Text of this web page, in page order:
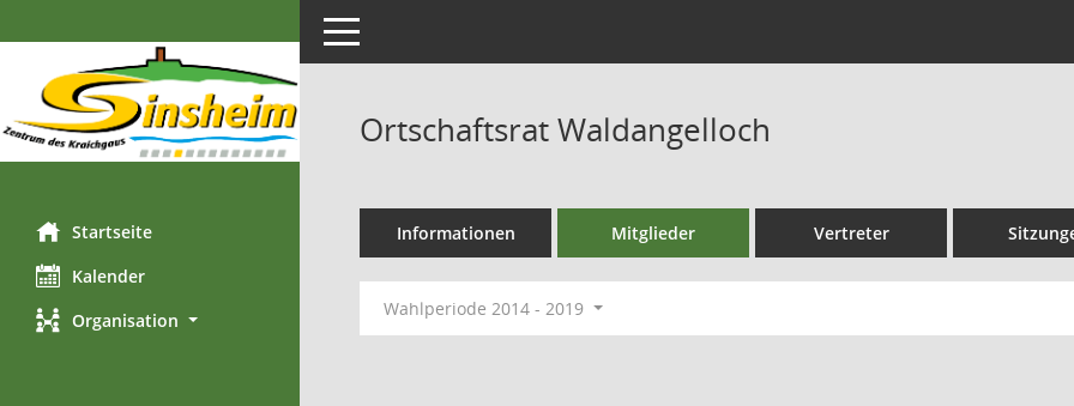
Startseite
Kalender
Organisation
Toggle navigation
Ortschaftsrat Waldangelloch
Informationen Mitglieder Vertreter
Wahlperiode 2014 - 2019